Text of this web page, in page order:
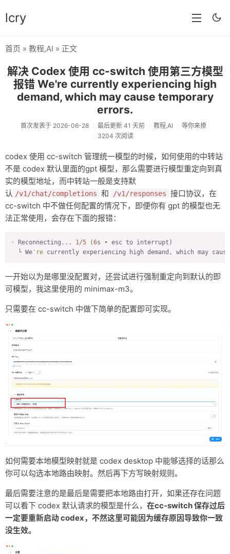
lcry
分类
分享
技术
教程
生活
AI
归档
留言
友链
首页 » 教程,AI » 正文
解决 Codex 使用 cc-switch 使用第三方模型
报错 We're currently experiencing high
demand, which may cause temporary
errors.
首次发表于 2026-06-28 最后更新 41 天前 教程 ,AI
等你来撩
3204 次阅读
codex 使用 cc-switch 管理统一模型的时候，如何使用的中转站
不是 codex 默认里面的gpt 模型，那么需要进行模型重定向到真
实的模型地址，而中转站一般是支持默
认 /v1/chat/completions 和 /v1/responses 接口协议，在
cc-switch 中不做任何配置的情况下，即便你有 gpt 的模型也无
法正常使用，会存在下面的报错：
◦ Reconnecting... 1/5 (6s • esc to interrupt)
  └ We
're currently experiencing high demand, which may
一开始以为是哪里没配置对，还尝试进行强制重定向到默认的即
可模型，我这里使用的 minimax-m3。
只需要在 cc-switch 中做下简单的配置即可实现。
如何需要本地模型映射就是 codex desktop 中能够选择的话那么
你可以勾选本地路由映射。然后再下方写映射规则。
最后需要注意的是最后是需要把本地路由打开，如果还存在问题
可以看下 codex 默认请求的模型是什么， 在cc-switch 保存过后
一定要重新启动 codex，不然这里可能因为缓存原因导致你一致
没生效。